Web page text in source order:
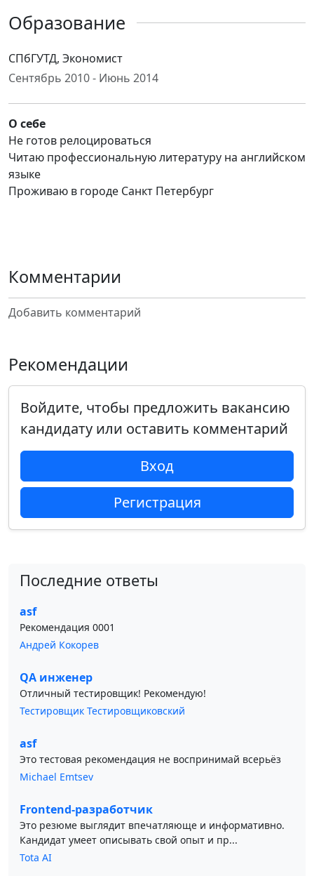
Образование
СПбГУТД, Экономист
Сентябрь 2010 - Июнь 2014
О себе
Не готов релоцироваться
Читаю профессиональную литературу на английском
языке
Проживаю в городе Санкт Петербург
Комментарии
Добавить комментарий
Рекомендации
Войдите, чтобы предложить вакансию
кандидату или оставить комментарий
Вход
Регистрация
Последние ответы
asf
Рекомендация 0001
Андрей Кокорев
QA инженер
Отличный тестировщик! Рекомендую!
Тестировщик Тестировщиковский
asf
Это тестовая рекомендация не воспринимай всерьёз
Michael Emtsev
Frontend-разработчик
Это резюме выглядит впечатляюще и информативно.
Кандидат умеет описывать свой опыт и пр...
Tota AI